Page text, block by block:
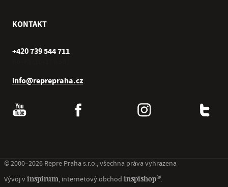
KONTAKT
+420 739 544 711
info@reprepraha.cz
© 2000–2026 Repre Praha s.r.o., všechna práva vyhrazena
Vývoj vinspirum, internetový obchod inspishop®.